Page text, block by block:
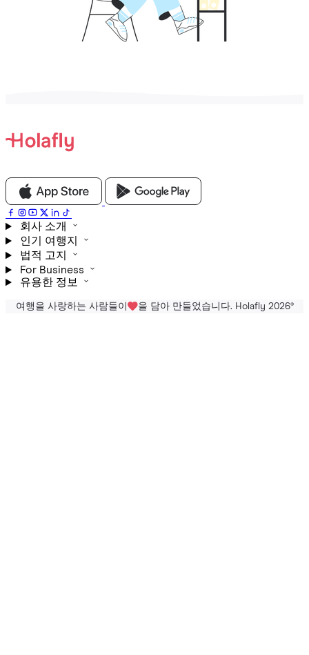
회사 소개
인기 여행지
법적 고지
For Business
유용한 정보
여행을 사랑하는 사람들이 을 담아 만들었습니다. Holafly 2026®